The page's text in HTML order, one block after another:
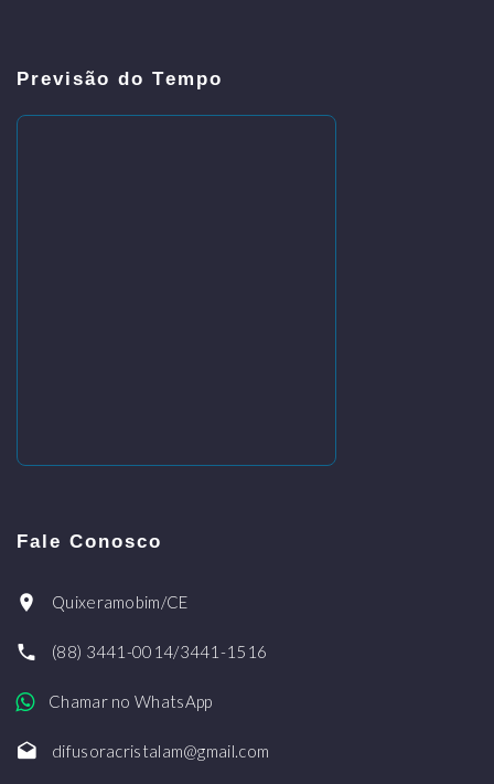
Previsão do Tempo
Fale Conosco
Quixeramobim/CE
(88) 3441-0014/3441-1516
Chamar no WhatsApp
difusoracristalam@gmail.com